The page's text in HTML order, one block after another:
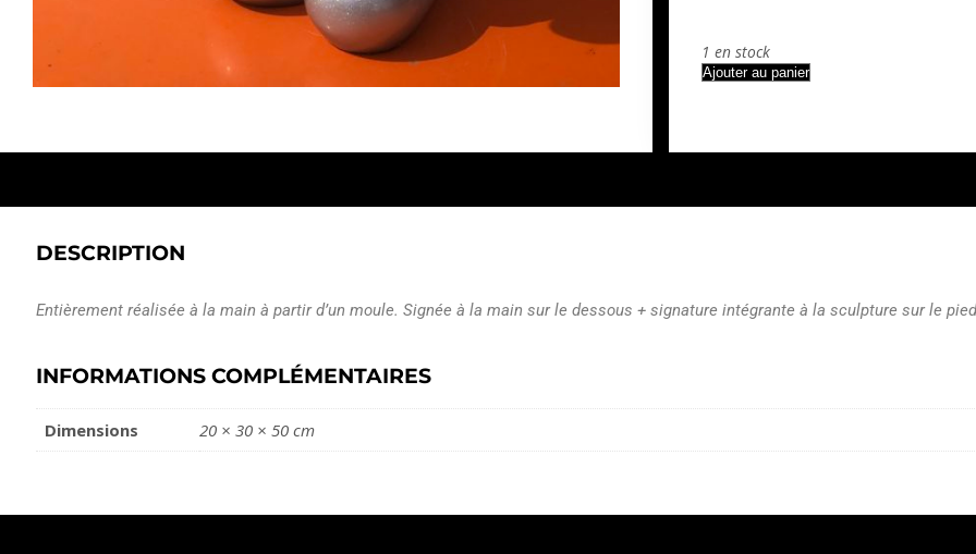
1 en stock
Ajouter au panier
DESCRIPTION
Entièrement réalisée à la main à partir d’un moule. Signée à la main sur le dessous + signature intégrante à la sculpture sur le
INFORMATIONS COMPLÉMENTAIRES
Dimensions 20 × 30 × 50 cm